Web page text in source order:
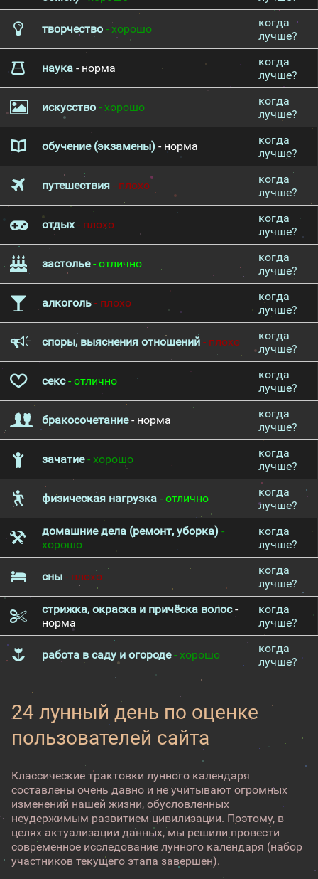
творчество - хорошо
когда
лучше?
наука - норма
когда
лучше?
искусство - хорошо
когда
лучше?
обучение (экзамены) - норма
когда
лучше?
путешествия - плохо
когда
лучше?
отдых- плохо
когда
лучше?
застолье- отлично
когда
лучше?
алкоголь - плохо
когда
лучше?
споры, выяснения отношений - плохо
когда
лучше?
секс- отлично
когда
лучше?
бракосочетание- норма
когда
лучше?
зачатие- хорошо
когда
лучше?
физическая нагрузка - отлично
когда
лучше?
домашние дела (ремонт, уборка) -
хорошо
когда
лучше?
сны - плохо
когда
лучше?
стрижка, окраска и причёска волос-
норма
когда
лучше?
работа в саду и огороде- хорошо
когда
лучше?
24 лунный день по оценке
пользователей сайта
Классические трактовки лунного календаря
составлены очень давно и не учитывают огромных
изменений нашей жизни, обусловленных
неудержимым развитием цивилизации. Поэтому, в
целях актуализации данных, мы решили провести
современное исследование лунного календаря (набор
участников текущего этапа завершен).